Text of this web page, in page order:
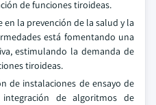
de funciones tiroideas.
la prevención de la salud y la
está fomentando una
estimulando la demanda de
tiroideas.
de instalaciones de ensayo de
de algoritmos de